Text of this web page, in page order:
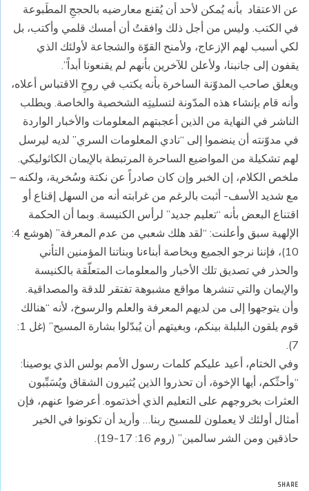
عن الاعتقاد بأنه يُمكن لأحد أن يُقنع معارضيه بالحججِ المطَبوعة
في الكتب. وليس من أجل ذلك وافقتُ أن أمسك قلمي وأكتب، بل
لكي أسبب لهم الإزعاج، ولأمنح القوّة والشجاعة لأولئك الذي
يقفون إلى جانبنا، ولأعلن للآخرين بأنهم لم يقنعونا أبداً”.
ويعلق صاحب المدوّنة الساخرة بأنه يكتب في روحِ الاقتباس أعلاه،
وأنه قام بإنشاء هذه المدّونة لتسليتِه الشخصية والخاصة. ويطلب
الناشر في النهاية من الذين أعجبتهم المعلومات والأخبار الواردة
في مدوّنته أن ينضموا إلى “نادي المعلومات السري” لديه ليرسل
لهم تشكيلة من المواضيع الساحرة المرتبطة بالإيمان الكاثوليكي.
ملخص الكلام، إن الخبر وإن كان صادراً عن نكتة وسُخرية، ولكنه –
مع شديد الأسف- أثبت بالرغم من غرابته أنه من السهل إقناع أو
اقتناع البعض بأنه “تعليم جديد” لرأس الكنيسة. وبما أن الحكمة
الإلهية سبق وأعلنت: “لقد هلك شعبي من عدم المعرفة” (هوشع 4:
10)، فإننا نرجو الجميع وبخاصة أبناءنا وبناتنا المؤمنين التأني
والحذر في تصديق تلك الأخبار والمعلومات المتعلّقة بالكنيسة
والإيمان والتي تنشرها مواقع مشبوهة تفتقر للدقة والمصداقية.
وأن يتوجهوا إلى من لديهم المعرفة والعلم والرسوخ، لأنه “هنالك
قوم يلقون البلبلة بينكم، وبغيتهم أن يُبدّلوا بشارة المسيح” (غل 1:
7).
وفي الختام، أعيد عليكم كلمات رسول الأمم بولس الذي يوصينا:
“وأحثّكم، أيها الإخوة، أن تحذروا الذين يُثيرون الشقاق ويُسَبِّبون
العثرات بخروجهم على التعليم الذي أخذتموه. أعرضوا عنهم، فإن
أمثال أولئك لا يعملون للمسيح ربنا… وأريد أن تكونوا في الخير
حاذقين ومن الشر سالمين” (روم 16: 17-19).
SHARE